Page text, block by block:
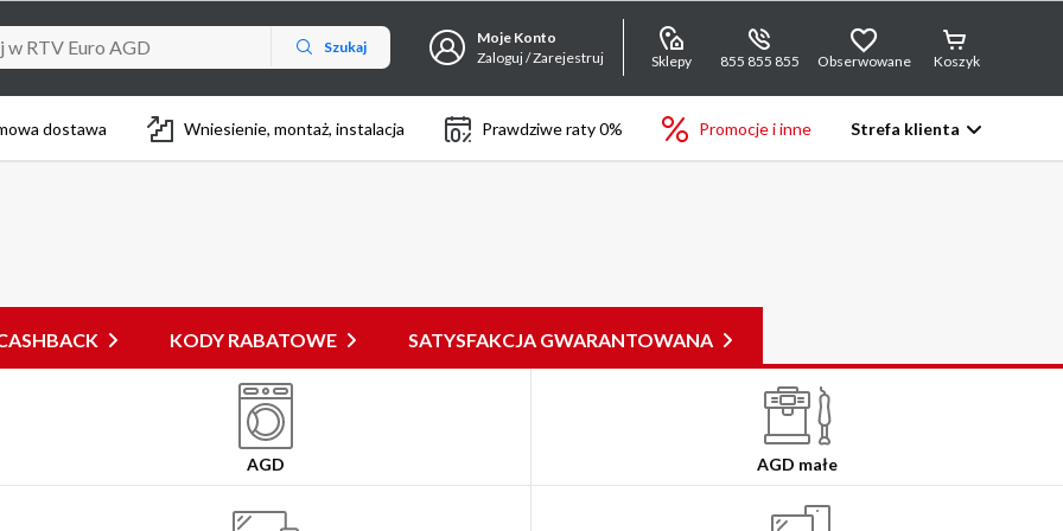
Szukaj
Moje Konto
Zaloguj / Zarejestruj
Sklepy 855 855 855 Obserwowane Koszyk
dostawa Wniesienie, montaż, instalacja Prawdziwe raty 0% Promocje i inne Strefa klienta
KODY RABATOWE SATYSFAKCJA GWARANTOWANA
AGD AGD małe